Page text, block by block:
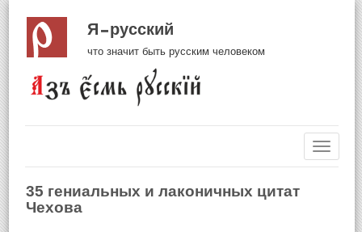
Я русский
что значит быть русским человеком
35 гениальных и лаконичных цитат
Чехова